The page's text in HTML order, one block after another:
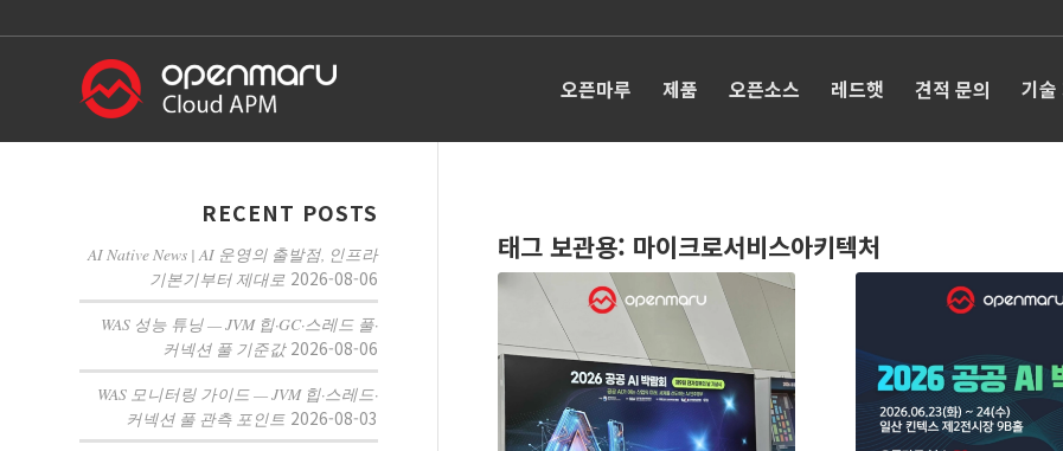
오픈마루 제품 오픈소스 레드햇 견적 문의 기술
태그 보관용: 마이크로서비스아키텍처
RECENT POSTS
AI Native News | AI 운영의 출발점, 인프라
기본기부터 제대로 2026-08-06
WAS 성능 튜닝 — JVM 힙·GC·스레드 풀·
커넥션 풀 기준값 2026-08-06
WAS 모니터링 가이드 — JVM 힙·스레드·
커넥션 풀 관측 포인트 2026-08-03